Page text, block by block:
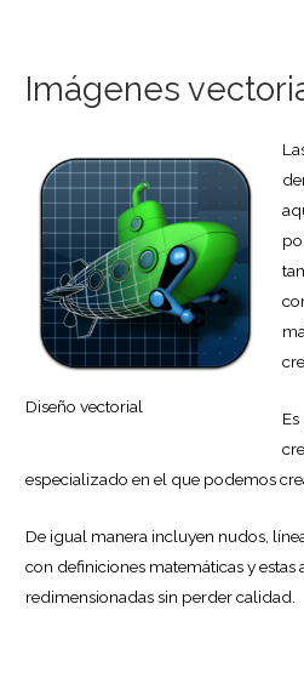
Imágenes
Diseño vectorial
especializado en el que podemos
De igual manera incluyen nudos,
con definiciones matemáticas y estas
redimensionadas sin perder calidad.